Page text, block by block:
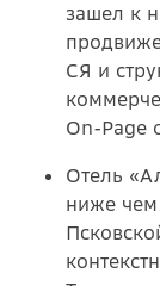
зашел к
СЯ и
On-Page
Отель
ниже